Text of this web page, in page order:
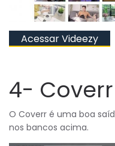
Acessar Videezy
4- Coverr
O Coverr é uma boa
nos bancos acima.